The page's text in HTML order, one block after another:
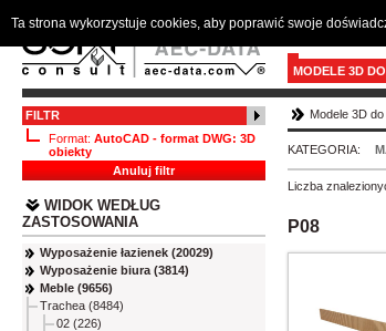
MODELE 3D
FILTR
Format: AutoCAD - format DWG: 3D
obiekty
Anuluj filtr
WIDOK WEDŁUG
ZASTOSOWANIA
Wyposażenie łazienek (20029)
Wyposażenie biura (3814)
Meble (9656)
Trachea (8484)
02 (226)
Modele 3D
KATEGORIA:
Liczba
P08
Ta strona wykorzystuje cookies, aby poprawić swoje